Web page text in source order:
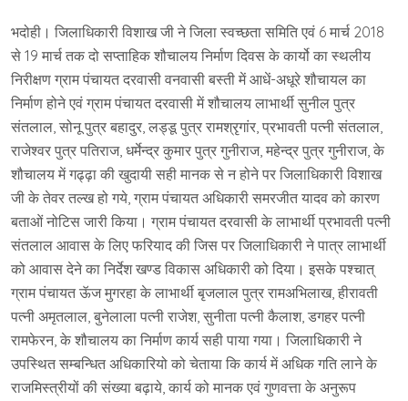
भदोही। जिलाधिकारी विशाख जी ने जिला स्वच्छता समिति एवं 6 मार्च 2018
से 19 मार्च तक दो सप्ताहिक शौचालय निर्माण दिवस के कार्यो का स्थलीय
निरीक्षण ग्राम पंचायत दरवासी वनवासी बस्ती में आधें-अधूरे शौचायल का
निर्माण होने एवं ग्राम पंचायत दरवासी में शौचालय लाभार्थी सुनील पुत्र
संतलाल, सोनू पुत्र बहादुर, लड्डू पुत्र रामश्रृगांर, प्रभावती पत्नी संतलाल,
राजेश्वर पुत्र पतिराज, धर्मेन्द्र कुमार पुत्र गुनीराज, महेन्द्र पुत्र गुनीराज, के
शौचालय में गढ्ढ़ा की खुदायी सही मानक से न होने पर जिलाधिकारी विशाख
जी के तेवर तल्ख हो गये, ग्राम पंचायत अधिकारी समरजीत यादव को कारण
बताओं नोटिस जारी किया। ग्राम पंचायत दरवासी के लाभार्थी प्रभावती पत्नी
संतलाल आवास के लिए फरियाद की जिस पर जिलाधिकारी ने पात्र लाभार्थी
को आवास देने का निर्देश खण्ड विकास अधिकारी को दिया। इसके पश्चात्
ग्राम पंचायत ऊॅज मुगरहा के लाभार्थी बृजलाल पुत्र रामअभिलाख, हीरावती
पत्नी अमृतलाल, बुनेलाला पत्नी राजेश, सुनीता पत्नी कैलाश, डगहर पत्नी
रामफेरन, के शौचालय का निर्माण कार्य सही पाया गया। जिलाधिकारी ने
उपस्थित सम्बन्धित अधिकारियो को चेताया कि कार्य में अधिक गति लाने के
राजमिस्त्रीयों की संख्या बढ़ाये, कार्य को मानक एवं गुणवत्ता के अनुरूप